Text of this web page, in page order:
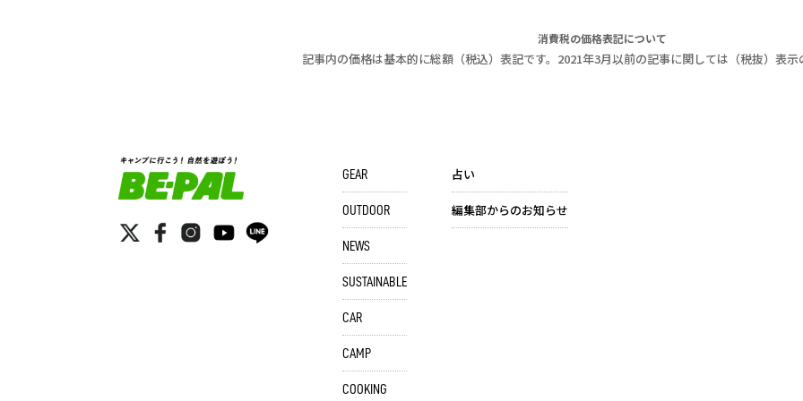
消費税の価格表記について
記事内の価格は基本的に総額（税込）表記です。2021年3月以前の記事に関しては（税抜）表示
GEAR
OUTDOOR
NEWS
SUSTAINABLE
CAR
CAMP
COOKING
占い
編集部からのお知らせ